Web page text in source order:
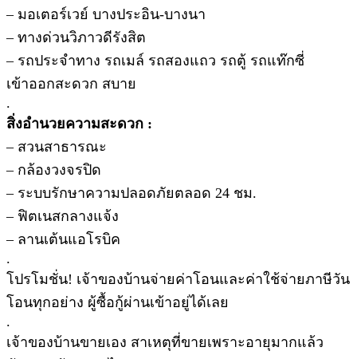
– มอเตอร์เวย์ บางประอิน-บางนา
– ทางด่วนวิภาวดีรังสิต
– รถประจำทาง รถเมล์ รถสองแถว รถตู้ รถแท๊กซี่
เข้าออกสะดวก สบาย
.
สิ่งอำนวยความสะดวก :
– สวนสาธารณะ
– กล้องวงจรปิด
– ระบบรักษาความปลอดภัยตลอด 24 ชม.
– ฟิตเนสกลางแจ้ง
– ลานเต้นแอโรบิค
.
โปรโมชั่น! เจ้าของบ้านจ่ายค่าโอนและค่าใช้จ่ายภาษีวัน
โอนทุกอย่าง ผู้ซื้อกู้ผ่านเข้าอยู่ได้เลย
.
เจ้าของบ้านขายเอง สาเหตุที่ขายเพราะอายุมากแล้ว